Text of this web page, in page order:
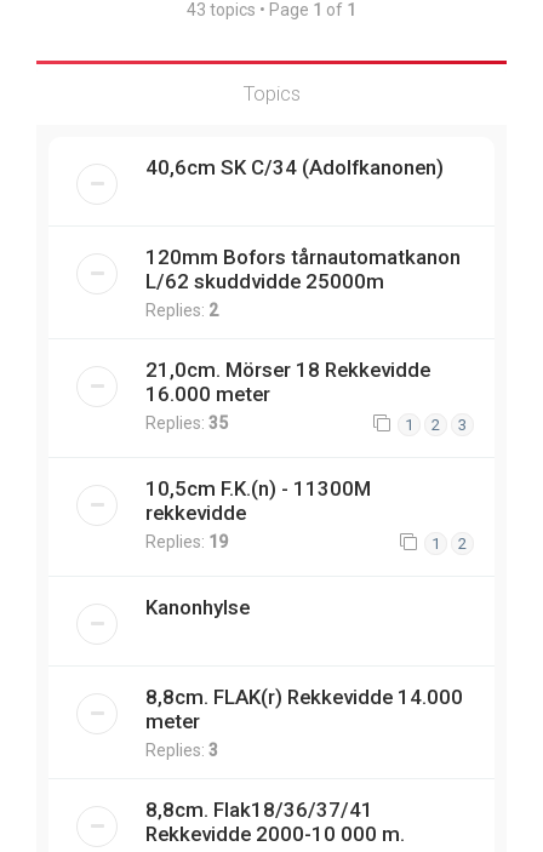
43 topics • Page 1 of 1
Topics
40,6cm SK C/34 (Adolfkanonen)
120mm Bofors tårnautomatkanon
L/62 skuddvidde 25000m
Replies: 2
21,0cm. Mörser 18 Rekkevidde
16.000 meter
Replies: 35 1 2 3
10,5cm F.K.(n) - 11300M
rekkevidde
Replies: 19 1 2
Kanonhylse
8,8cm. FLAK(r) Rekkevidde 14.000
meter
Replies: 3
8,8cm. Flak18/36/37/41
Rekkevidde 2000-10 000 m.